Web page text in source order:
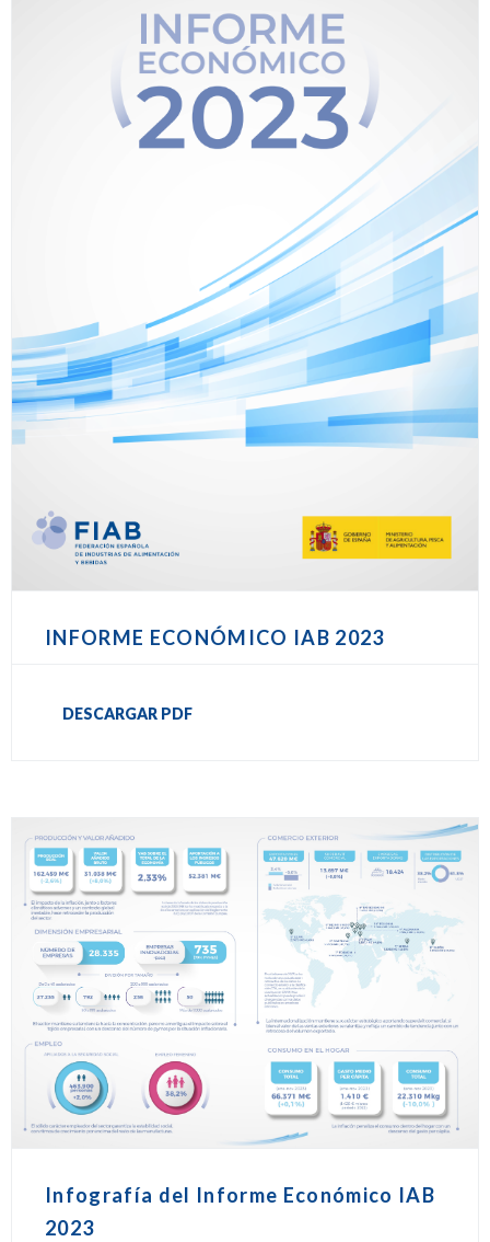
INFORME ECONÓMICO IAB 2023
DESCARGAR PDF
Infografía del Informe Económico IAB
2023